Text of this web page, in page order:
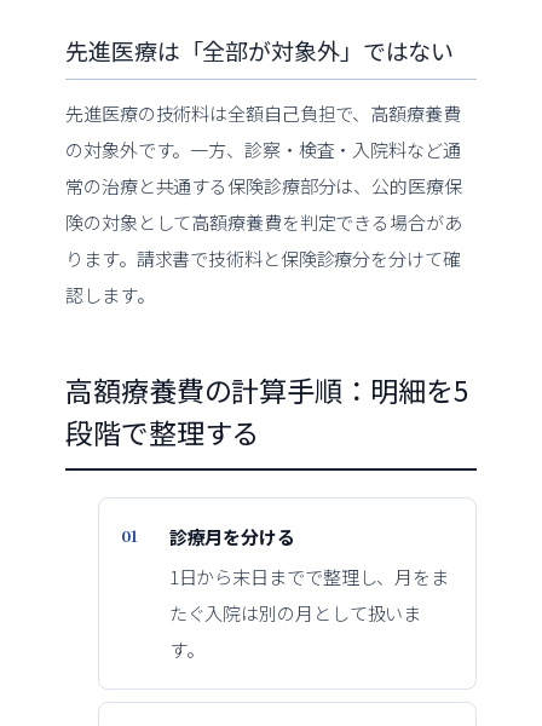
先進医療は「全部が対象外」ではない
先進医療の技術料は全額自己負担で、高額療養費
の対象外です。一方、診察・検査・入院料など通
常の治療と共通する保険診療部分は、公的医療保
険の対象として高額療養費を判定できる場合があ
ります。請求書で技術料と保険診療分を分けて確
認します。
高額療養費の計算手順：明細を5
段階で整理する
診療月を分ける
1日から末日までで整理し、月をま
たぐ入院は別の月として扱いま
す。